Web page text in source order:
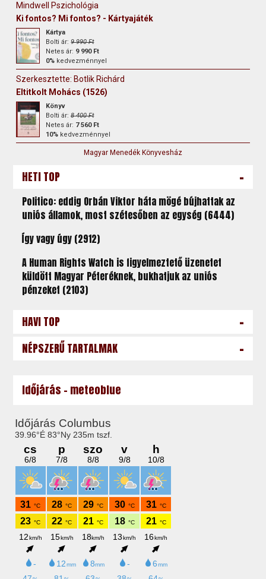
Mindwell Pszichológia
Ki fontos? Mi fontos? - Kártyajáték
Kártya
Bolti ár:9 990 Ft
Netes ár: 9 990 Ft
0% kedvezménnyel
Szerkesztette: Botlik Richárd
Eltitkolt Mohács (1526)
Könyv
Bolti ár:8 400 Ft
Netes ár: 7 560 Ft
10% kedvezménnyel
Magyar Menedék Könyvesház
HETI TOP -
Politico: eddig Orbán Viktor háta mögé bújhattak az
uniós államok, most szétesőben az egység (6444)
Így vagy úgy (2912)
A Human Rights Watch is figyelmeztető üzenetet
küldött Magyar Péteréknek, bukhatjuk az uniós
pénzeket (2103)
HAVI TOP -
NÉPSZERŰ TARTALMAK -
Időjárás - meteoblue